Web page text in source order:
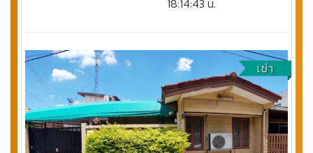
18:14:43 น.
เช่า